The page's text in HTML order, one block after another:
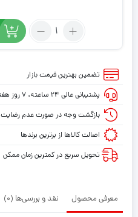
تعداد:
آنالوگ
پلی
استیشن
تضمین بهترین قیمت بازار
پشتیبانی عالی ۲۴ ساعته، ۷ روز هفته
بازگشت وجه در صورت عدم رضایت
اصالت کالاها از برترین برندها
تحویل سریع در کمترین زمان ممکن
معرفی محصول نقد و بررسی‌ها (0)